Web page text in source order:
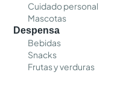
Cuidado personal
Mascotas
Despensa
Bebidas
Snacks
Frutas y verduras